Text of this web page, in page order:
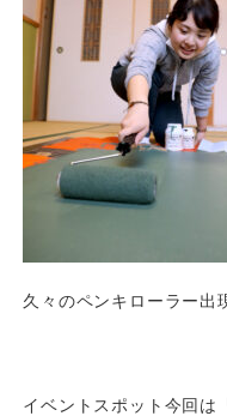
久々のペンキローラー出
イベントスポット今回は